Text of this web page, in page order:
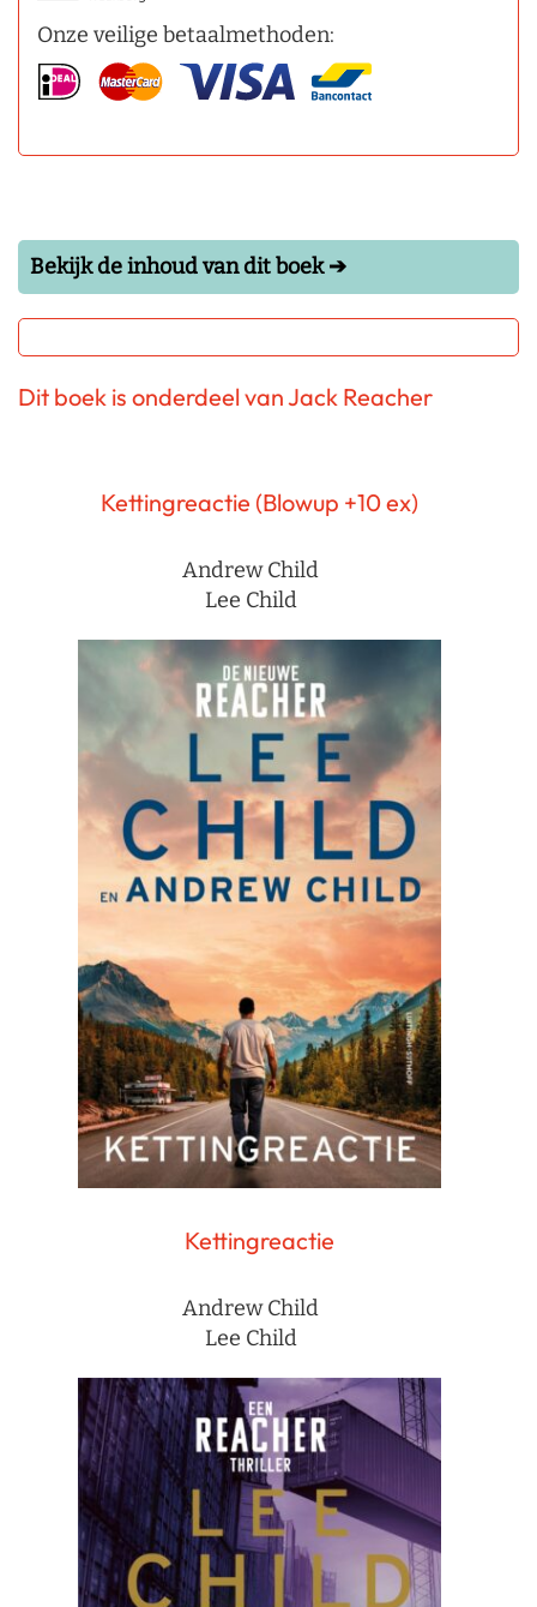
Onze veilige betaalmethoden:
Bekijk de inhoud van dit boek ➔
Dit boek is onderdeel van Jack Reacher
Kettingreactie (Blowup +10 ex)
Andrew Child
Lee Child
Kettingreactie
Andrew Child
Lee Child